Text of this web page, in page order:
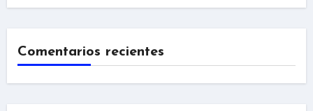
Comentarios recientes